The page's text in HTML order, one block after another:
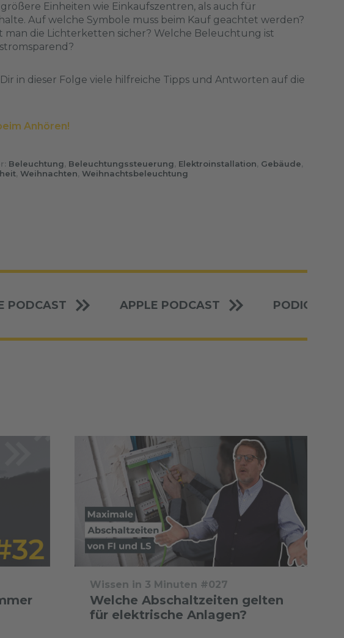
Einheiten wie Einkaufszentren, als auch für
Auf welche Symbole muss beim Kauf geachtet werden?
man die Lichterketten sicher? Welche Beleuchtung ist
in dieser Folge viele hilfreiche Tipps und Antworten auf die
Anhören!
Beleuchtung, Beleuchtungssteuerung, Elektroinstallation, Gebäude,
, Weihnachten, Weihnachtsbeleuchtung
PODCAST APPLE PODCAST PODIGEE
Wissen in 3 Minuten #027
Welche Abschaltzeiten gelten
für elektrische Anlagen?